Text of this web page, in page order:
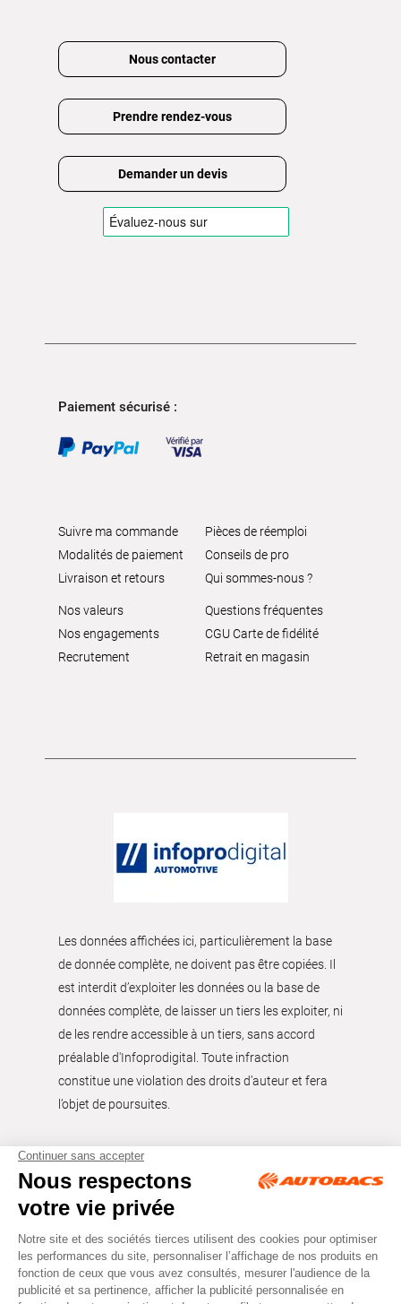
Nous contacter
Prendre rendez-vous
Demander un devis
Paiement sécurisé :
Suivre ma commande
Modalités de paiement
Livraison et retours
Pièces de réemploi
Conseils de pro
Qui sommes-nous ?
Nos valeurs
Nos engagements
Recrutement
Questions fréquentes
CGU Carte de fidélité
Retrait en magasin
Les données affichées ici, particulièrement la base
de donnée complète, ne doivent pas être copiées. Il
est interdit d’exploiter les données ou la base de
données complète, de laisser un tiers les exploiter, ni
de les rendre accessible à un tiers, sans accord
préalable d'Infoprodigital. Toute infraction
constitue une violation des droits d’auteur et fera
l’objet de poursuites.
Tous droits réservés © Autobacs